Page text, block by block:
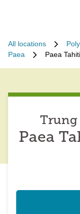
All locations
Paea
Paea
Trung
Paea